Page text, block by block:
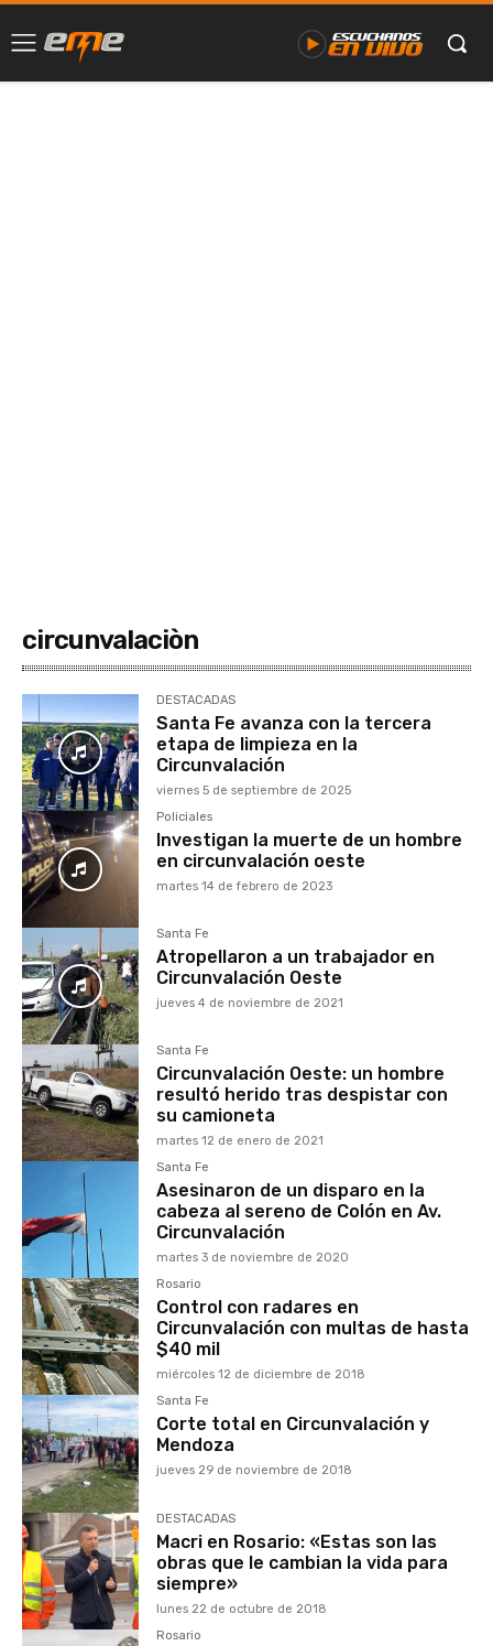
circunvalaciòn
DESTACADAS
Santa Fe avanza con la tercera
etapa de limpieza en la
Circunvalación
viernes 5 de septiembre de 2025
Policiales
Investigan la muerte de un hombre
en circunvalación oeste
martes 14 de febrero de 2023
Santa Fe
Atropellaron a un trabajador en
Circunvalación Oeste
jueves 4 de noviembre de 2021
Santa Fe
Circunvalación Oeste: un hombre
resultó herido tras despistar con
su camioneta
martes 12 de enero de 2021
Santa Fe
Asesinaron de un disparo en la
cabeza al sereno de Colón en Av.
Circunvalación
martes 3 de noviembre de 2020
Rosario
Control con radares en
Circunvalación con multas de hasta
$40 mil
miércoles 12 de diciembre de 2018
Santa Fe
Corte total en Circunvalación y
Mendoza
jueves 29 de noviembre de 2018
DESTACADAS
Macri en Rosario: «Estas son las
obras que le cambian la vida para
siempre»
lunes 22 de octubre de 2018
Rosario